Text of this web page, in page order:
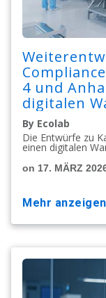
4 und
digitalen
By Ecolab
Die Entwürfe zu
einen digitalen
on 17. MÄRZ
mehr anzeigen